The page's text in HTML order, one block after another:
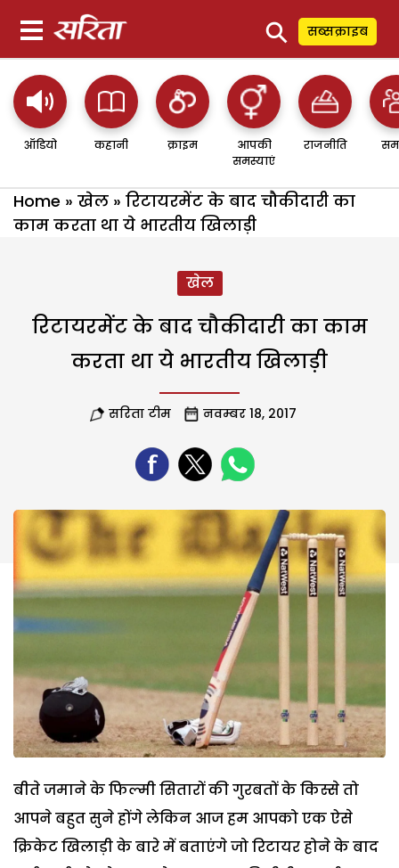
⚲ सब्सक्राइब
ऑडियो कहानी क्राइम
आपकी
समस्याएं
राजनीति
Home » खेल » रिटायरमेंट के बाद चौकीदारी का
काम करता था ये भारतीय खिलाड़ी
खेल
रिटायरमेंट के बाद चौकीदारी का काम
करता था ये भारतीय खिलाड़ी
सरिता टीम नवम्बर 18, 2017
बीते जमाने के फिल्मी सितारों की गुरबतों के किस्से तो
आपने बहुत सुने होंगे लेकिन आज हम आपको एक ऐसे
क्रिकेट खिलाड़ी के बारे में बताएंगे जो रिटायर होने के बाद